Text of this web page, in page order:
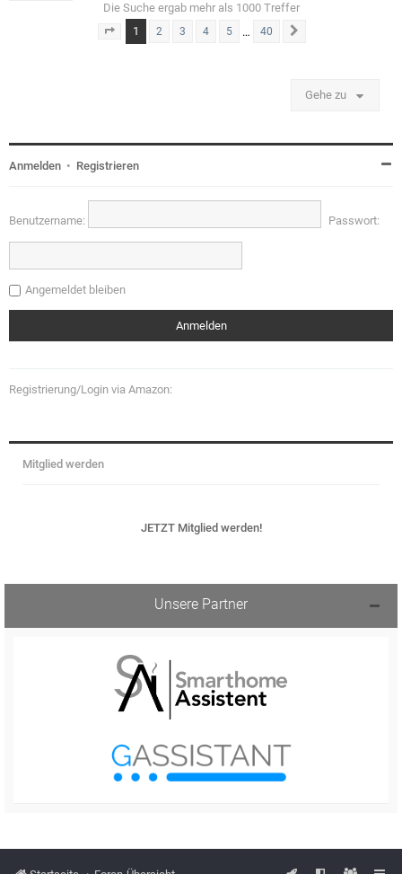
Die Suche ergab mehr als 1000 Treffer
Seite von 40
1 2 3 4 5 … 40
Gehe zu
Anmelden • Registrieren
Benutzername: Passwort:
Angemeldet bleiben
Registrierung/Login via Amazon:
Mitglied werden
JETZT Mitglied werden!
Unsere Partner